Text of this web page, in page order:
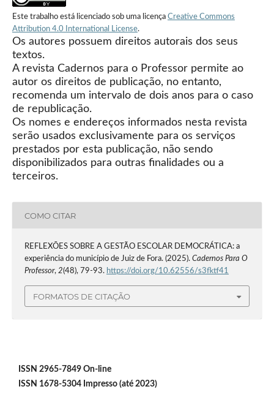
Este trabalho está licenciado sob uma licença Creative Commons
Attribution 4.0 International License.
Os autores possuem direitos autorais dos seus
textos.
A revista Cadernos para o Professor permite ao
autor os direitos de publicação, no entanto,
recomenda um intervalo de dois anos para o caso
de republicação.
Os nomes e endereços informados nesta revista
serão usados exclusivamente para os serviços
prestados por esta publicação, não sendo
disponibilizados para outras finalidades ou a
terceiros.
COMO CITAR
REFLEXÕES SOBRE A GESTÃO ESCOLAR DEMOCRÁTICA: a
experiência do município de Juiz de Fora. (2025). Cadernos Para O
Professor, 2(48), 79-93. https://doi.org/10.62556/s3fktf41
FORMATOS DE CITAÇÃO
ISSN 2965-7849 On-line
ISSN 1678-5304 Impresso (até 2023)